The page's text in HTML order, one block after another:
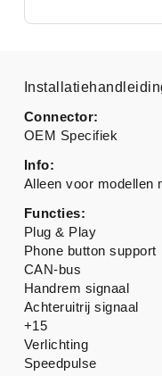
Connector:
OEM Specifiek
Info:
Alleen voor modellen
Functies:
Plug & Play
Phone button support
CAN-bus
Handrem signaal
Achteruitrij signaal
+15
Verlichting
Speedpulse